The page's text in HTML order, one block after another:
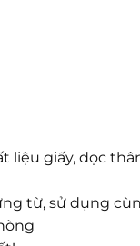
liệu giấy, dọc
từ, sử dụng